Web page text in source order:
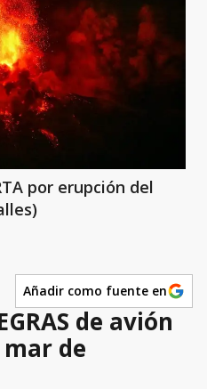
por erupción del
Añadir como fuente en
de avión
de